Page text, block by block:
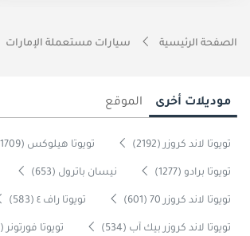
الصفحة الرئيسية سيارات مستعملة الإمارات
موديلات أخرى الموقع
تويوتا لاند كروزر (2192) تويوتا هيلوكس (1709)
تويوتا برادو (1277) نيسان باترول (653)
تويوتا لاند كروزر 70 (601) تويوتا راف ٤ (583)
تويوتا لاند كروزر بيك آب (534) تويوتا فورتونر (530)